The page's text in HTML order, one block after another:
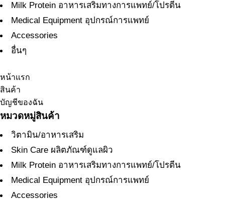
Milk Protein อาหารเสริมทางการแพทย์/โปรตีน
Medical Equipment อุปกรณ์การแพทย์
Accessories
อื่นๆ
หน้าแรก
สินค้า
บัญชีของฉัน
หมวดหมู่สินค้า
วิตามิน/อาหารเสริม
Skin Care ผลิตภัณฑ์ดูแลผิว
Milk Protein อาหารเสริมทางการแพทย์/โปรตีน
Medical Equipment อุปกรณ์การแพทย์
Accessories